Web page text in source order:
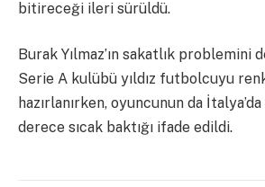
bitireceği ileri sürüldü.
Burak Yılmaz’ın sakatlık problemini
Serie A kulübü yıldız futbolcuyu
hazırlanırken, oyuncunun da
derece sıcak baktığı ifade edildi.